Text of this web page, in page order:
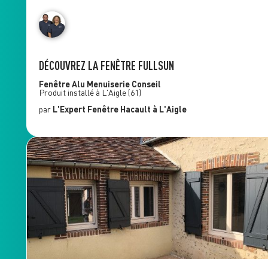
DÉCOUVREZ LA FENÊTRE FULLSUN
Fenêtre Alu Menuiserie Conseil
Produit installé à L'Aigle (61)
par L'Expert Fenêtre Hacault à L'Aigle